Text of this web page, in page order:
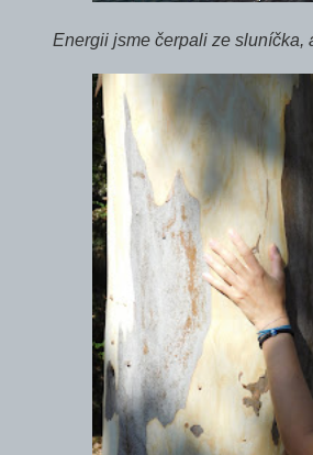
Energii jsme čerpali ze sluníčka,